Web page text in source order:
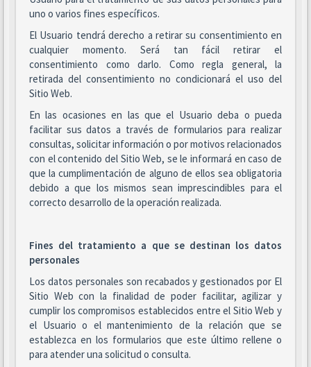
uno o varios fines específicos.
El Usuario tendrá derecho a retirar su consentimiento en
cualquier momento. Será tan fácil retirar el
consentimiento como darlo. Como regla general, la
retirada del consentimiento no condicionará el uso del
Sitio Web.
En las ocasiones en las que el Usuario deba o pueda
facilitar sus datos a través de formularios para realizar
consultas, solicitar información o por motivos relacionados
con el contenido del Sitio Web, se le informará en caso de
que la cumplimentación de alguno de ellos sea obligatoria
debido a que los mismos sean imprescindibles para el
correcto desarrollo de la operación realizada.
Fines del tratamiento a que se destinan los datos
personales
Los datos personales son recabados y gestionados por El
Sitio Web con la finalidad de poder facilitar, agilizar y
cumplir los compromisos establecidos entre el Sitio Web y
el Usuario o el mantenimiento de la relación que se
establezca en los formularios que este último rellene o
para atender una solicitud o consulta.